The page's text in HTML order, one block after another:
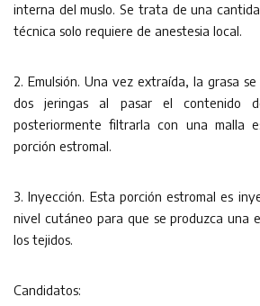
interna del muslo. Se trata de una
técnica solo requiere de anestesia local.
2. Emulsión. Una vez extraída, la grasa
dos jeringas al pasar el contenido
posteriormente filtrarla con una malla
porción estromal.
3. Inyección. Esta porción estromal es
nivel cutáneo para que se produzca una
los tejidos.
Candidatos: